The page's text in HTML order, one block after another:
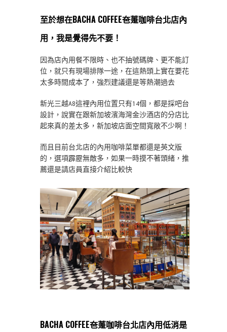
至於想在BACHA COFFEE夿萐咖啡台北店內
用，我是覺得先不要！
因為店內用餐不限時、也不抽號碼牌、更不能訂
位，就只有現場排隊一途，在這熱頭上實在要花
太多時間成本了，強烈建議還是等熱潮過去
新光三越A8這裡內用位置只有14個，都是採吧台
設計，說實在跟新加坡濱海灣金沙酒店的分店比
起來真的差太多，新加坡店面空間寬敞不少啊！
而且目前台北店的內用咖啡菜單都還是英文版
的，選項霹靂無敵多，如果一時摸不著頭緒，推
薦還是請店員直接介紹比較快
BACHA COFFEE夿萐咖啡台北店內用低消是